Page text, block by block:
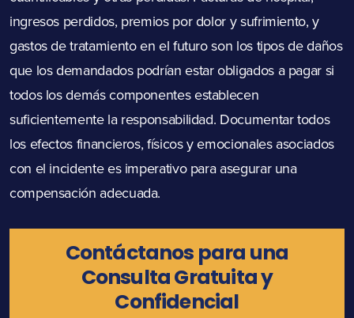
ingresos perdidos, premios por dolor y sufrimiento, y
gastos de tratamiento en el futuro son los tipos de daños
que los demandados podrían estar obligados a pagar si
todos los demás componentes establecen
suficientemente la responsabilidad. Documentar todos
los efectos financieros, físicos y emocionales asociados
con el incidente es imperativo para asegurar una
compensación adecuada.
Contáctanos para una
Consulta Gratuita y
Confidencial